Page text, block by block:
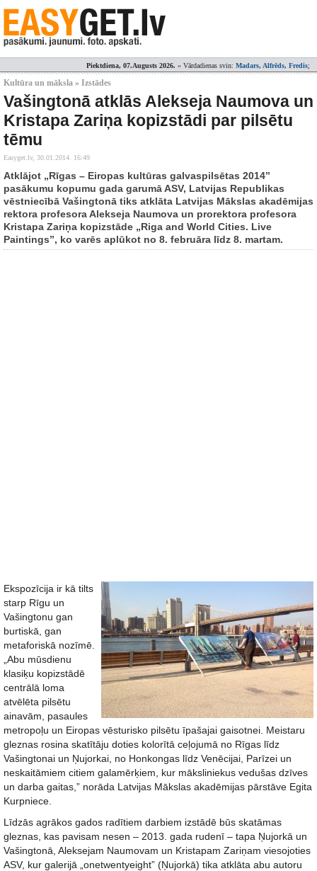
Piektdiena, 07.Augusts 2026. » Vārdadienas svin: Madars, Alfrēds, Fredis;
Kultūra un māksla » Izstādes
Vašingtonā atklās Alekseja Naumova un
Kristapa Zariņa kopizstādi par pilsētu
tēmu
Easyget.lv, 30.01.2014. 16:49
Atklājot „Rīgas – Eiropas kultūras galvaspilsētas 2014”
pasākumu kopumu gada garumā ASV, Latvijas Republikas
vēstniecībā Vašingtonā tiks atklāta Latvijas Mākslas akadēmijas
rektora profesora Alekseja Naumova un prorektora profesora
Kristapa Zariņa kopizstāde „Riga and World Cities. Live
Paintings”, ko varēs aplūkot no 8. februāra līdz 8. martam.
Ekspozīcija ir kā tilts
starp Rīgu un
Vašingtonu gan
burtiskā, gan
metaforiskā nozīmē.
„Abu mūsdienu
klasiķu kopizstādē
centrālā loma
atvēlēta pilsētu
ainavām, pasaules
metropoļu un Eiropas vēsturisko pilsētu īpašajai gaisotnei. Meistaru
gleznas rosina skatītāju doties kolorītā ceļojumā no Rīgas līdz
Vašingtonai un Ņujorkai, no Honkongas līdz Venēcijai, Parīzei un
neskaitāmiem citiem galamērķiem, kur māksliniekus vedušas dzīves
un darba gaitas,” norāda Latvijas Mākslas akadēmijas pārstāve Egita
Kurpniece.
Līdzās agrākos gados radītiem darbiem izstādē būs skatāmas
gleznas, kas pavisam nesen – 2013. gada rudenī – tapa Ņujorkā un
Vašingtonā, Aleksejam Naumovam un Kristapam Zariņam viesojoties
ASV, kur galerijā „onetwentyeight” (Ņujorkā) tika atklāta abu autoru